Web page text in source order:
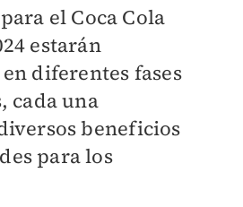
el Coca Cola
estarán
diferentes fases
cada una
beneficios
para los